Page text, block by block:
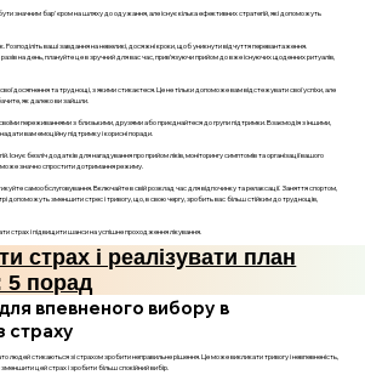
значним бар'єром на шляху до одужання, але існує кілька ефективних стратегій, які допоможуть
Розподіліть ваші завдання на невеликі, досяжні кроки, щоб уникнути відчуття перевантаження.
на день, плануйте це в зручний для вас час, прив’язуючи прийом до вже існуючих щоденних ритуалів,
досягнення та труднощі, з якими стикаєтеся. Це не тільки допоможе вам відстежувати свої успіхи, але
як далеко ви зайшли.
переживаннями з близькими, друзями або приєднайтеся до групи підтримки. Взаємодія з іншими,
вам емоційну підтримку і корисні поради.
Існує безліч додатків для нагадування про прийом ліків, моніторингу симптомів та організації вашого
може значно спростити дотримання режиму.
самообслуговування. Включайте в свій розклад час для відпочинку та релаксації. Заняття спортом,
допоможуть зменшити стрес і тривогу, що, в свою чергу, зробить вас більш стійким до труднощів,
страх і підвищити шанси на успішне проходження лікування.
страх і реалізувати план
5 порад
впевненого вибору в
страху
людей стикаються зі страхом зробити неправильне рішення. Це може викликати тривогу і невпевненість,
цей страх і зробити більш спокійний вибір.